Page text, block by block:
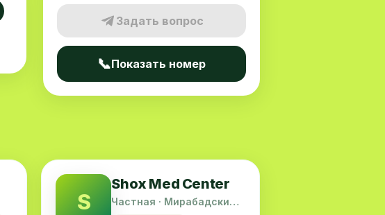
Задать вопрос
📞Показать номер
S
Shox Med Center
Частная · Мирабадский